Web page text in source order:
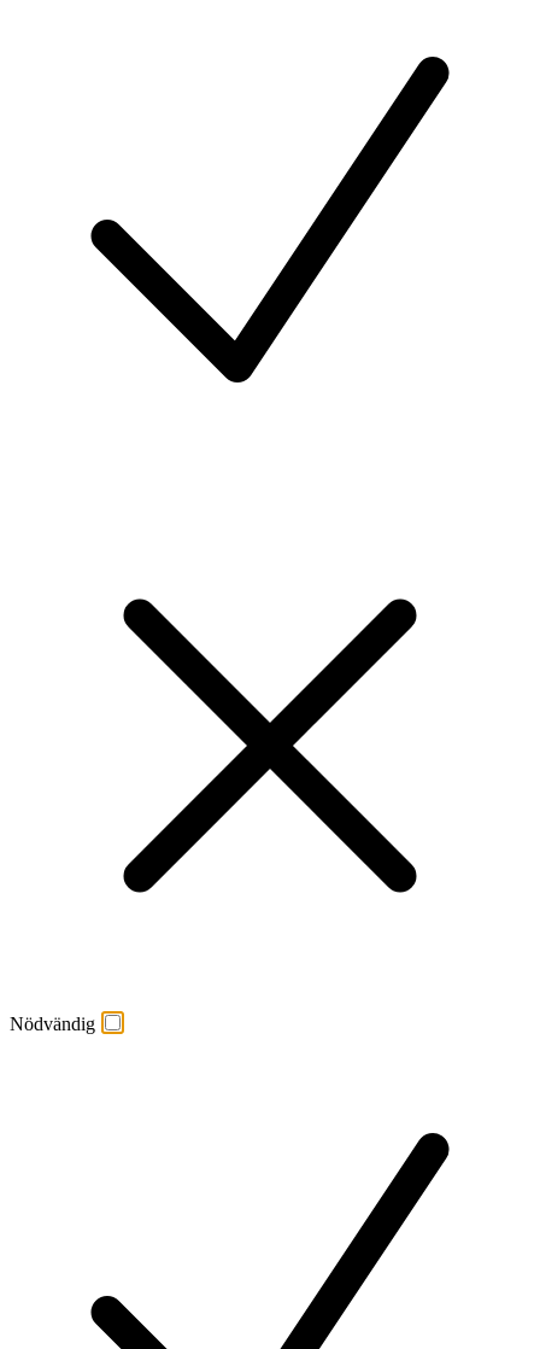
Nödvändig